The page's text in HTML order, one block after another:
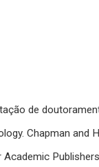
de
Chapman and